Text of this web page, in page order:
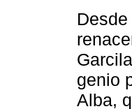
genio
Alba,